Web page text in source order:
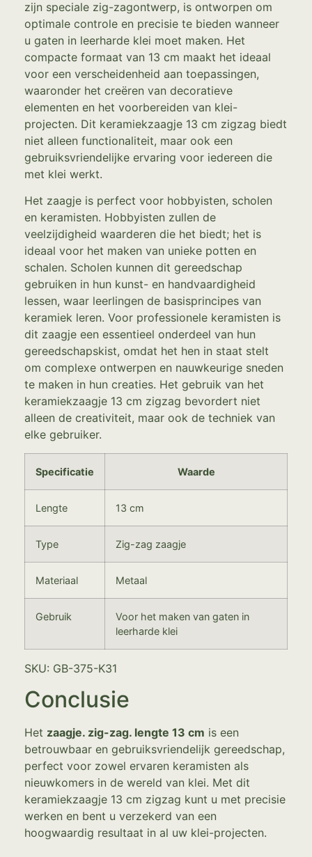
zijn speciale zig-zagontwerp, is ontworpen om
optimale controle en precisie te bieden wanneer
u gaten in leerharde klei moet maken. Het
compacte formaat van 13 cm maakt het ideaal
voor een verscheidenheid aan toepassingen,
waaronder het creëren van decoratieve
elementen en het voorbereiden van klei-
projecten. Dit keramiekzaagje 13 cm zigzag biedt
niet alleen functionaliteit, maar ook een
gebruiksvriendelijke ervaring voor iedereen die
met klei werkt.
Het zaagje is perfect voor hobbyisten, scholen
en keramisten. Hobbyisten zullen de
veelzijdigheid waarderen die het biedt; het is
ideaal voor het maken van unieke potten en
schalen. Scholen kunnen dit gereedschap
gebruiken in hun kunst- en handvaardigheid
lessen, waar leerlingen de basisprincipes van
keramiek leren. Voor professionele keramisten is
dit zaagje een essentieel onderdeel van hun
gereedschapskist, omdat het hen in staat stelt
om complexe ontwerpen en nauwkeurige sneden
te maken in hun creaties. Het gebruik van het
keramiekzaagje 13 cm zigzag bevordert niet
alleen de creativiteit, maar ook de techniek van
elke gebruiker.
Specificatie Waarde
Lengte 13 cm
Type Zig-zag zaagje
Materiaal Metaal
Gebruik
Voor het maken van gaten in
leerharde klei
SKU: GB-375-K31
Conclusie
Het zaagje. zig-zag. lengte 13 cm is een
betrouwbaar en gebruiksvriendelijk gereedschap,
perfect voor zowel ervaren keramisten als
nieuwkomers in de wereld van klei. Met dit
keramiekzaagje 13 cm zigzag kunt u met precisie
werken en bent u verzekerd van een
hoogwaardig resultaat in al uw klei-projecten.